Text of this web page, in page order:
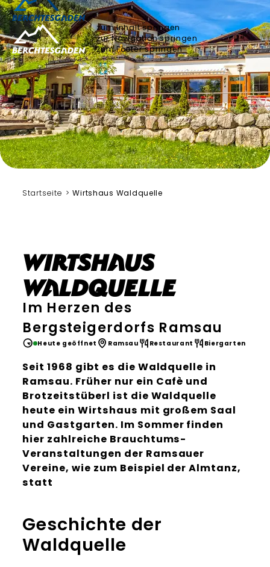
zum Inhalt springen
zur Navigation springen
zum Footer springen
Startseite Wirtshaus Waldquelle
Wirtshaus
Waldquelle
Im Herzen des
Bergsteigerdorfs Ramsau
Heute geöffnet Ramsau Restaurant Biergarten
Seit 1968 gibt es die Waldquelle in
Ramsau. Früher nur ein Cafè und
Brotzeitstüberl ist die Waldquelle
heute ein Wirtshaus mit großem Saal
und Gastgarten. Im Sommer finden
hier zahlreiche Brauchtums-
Veranstaltungen der Ramsauer
Vereine, wie zum Beispiel der Almtanz,
statt
Geschichte der
Waldquelle